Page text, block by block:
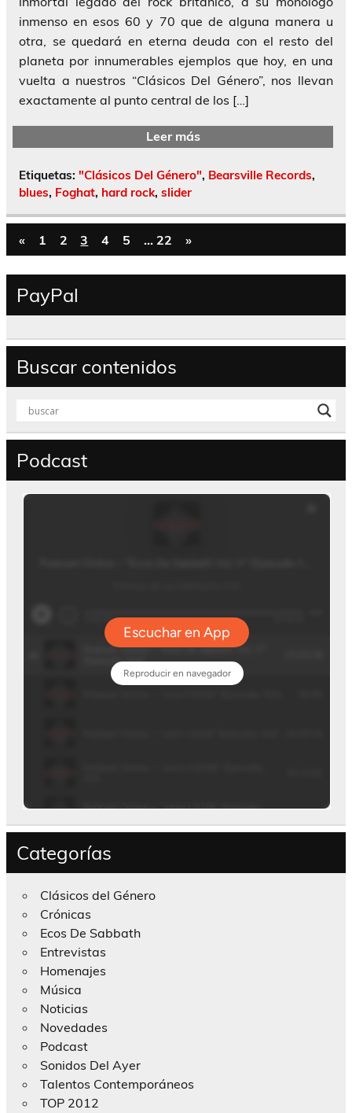
inmenso en esos 60 y 70 que de alguna manera u
otra, se quedará en eterna deuda con el resto del
planeta por innumerables ejemplos que hoy, en una
vuelta a nuestros “Clásicos Del Género”, nos llevan
exactamente al punto central de los […]
Leer más
Etiquetas: "Clásicos Del Género", Bearsville Records,
blues, Foghat, hard rock, slider
« 1 2 3 4 5 … 22 »
PayPal
Buscar contenidos
Podcast
Categorías
Clásicos del Género
Crónicas
Ecos De Sabbath
Entrevistas
Homenajes
Música
Noticias
Novedades
Podcast
Sonidos Del Ayer
Talentos Contemporáneos
TOP 2012